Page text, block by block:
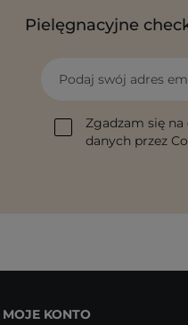
Pielęgnacyjne
Podaj swój adres
Zgadzam się
danych przez
MOJE KONTO